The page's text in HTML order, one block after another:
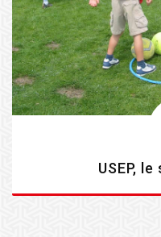
USEP,